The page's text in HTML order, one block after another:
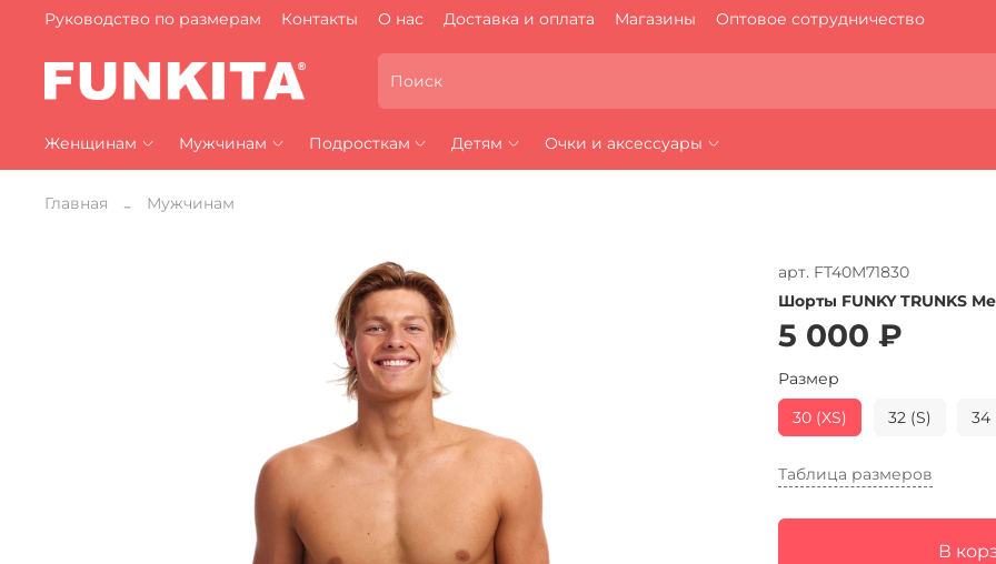
Руководство по размерам Контакты О нас Доставка и оплата Магазины Оптовое сотрудничество
Женщинам Мужчинам Подросткам Детям Очки и аксессуары
Главная Мужчинам
арт. FT40M71830
Шорты FUNKY TRUNKS
5 000 ₽
Таблица размеров
В
Размер
30 (XS)
32 (S) 34